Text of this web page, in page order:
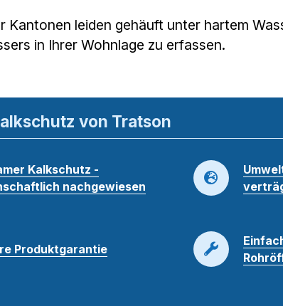
leiden gehäuft unter hartem
in Ihrer Wohnlage zu erfassen.
von Tratson
Kalkschutz -
nachgewiesen
Produktgarantie